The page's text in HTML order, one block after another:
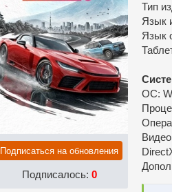
Подписаться на обновления
Подписалось: 0
Тип
Язык
Язык
ОС: